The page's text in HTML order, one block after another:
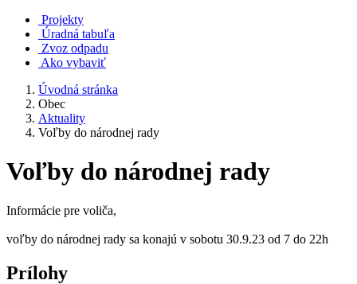
Projekty
Úradná tabuľa
Zvoz odpadu
Ako vybaviť
Úvodná stránka
Obec
Aktuality
Voľby do národnej rady
Voľby do národnej rady
Informácie pre voliča,
voľby do národnej rady sa konajú v sobotu 30.9.23 od 7 do 22h
Prílohy